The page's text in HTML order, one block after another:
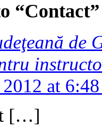
“Contact”
de
at
[…]